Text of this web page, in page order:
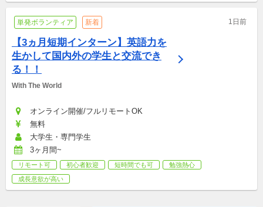
単発ボランティア 新着 1日前
【3ヵ月短期インターン】英語力を
生かして国内外の学生と交流でき
る！！
With The World
オンライン開催/フルリモートOK
無料
大学生・専門学生
3ヶ月間~
リモート可 初心者歓迎 短時間でも可
勉強熱心
成長意欲が高い